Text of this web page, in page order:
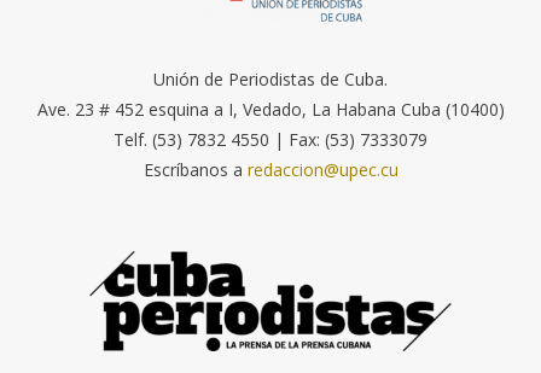
Unión de Periodistas de Cuba.
Ave. 23 # 452 esquina a I, Vedado, La Habana Cuba (10400)
Telf. (53) 7832 4550 | Fax: (53) 7333079
Escríbanos a redaccion@upec.cu